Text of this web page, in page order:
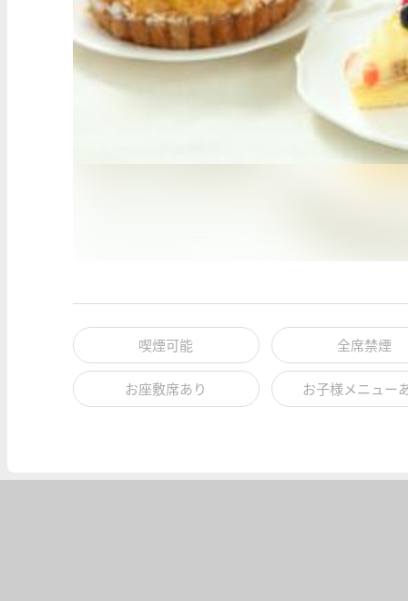
喫煙可能 全席禁煙
お座敷席あり お子様メニュー